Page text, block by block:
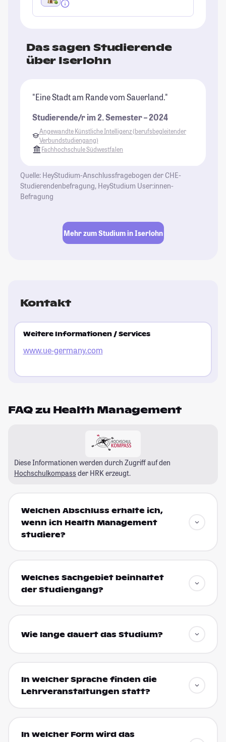
Das sagen Studierende
über Iserlohn
"Eine Stadt am Rande vom Sauerland."
Studierende/r im 2. Semester – 2024
Angewandte Künstliche Intelligenz (berufsbegleitender
Verbundstudiengang)
Fachhochschule Südwestfalen
Quelle: HeyStudium-Anschlussfragebogen der CHE-
Studierendenbefragung, HeyStudium User:innen-
Befragung
Mehr zum Studium in Iserlohn
Kontakt
Weitere Informationen / Services
www.ue-germany.com
FAQ zu Health Management
Diese Informationen werden durch Zugriff auf den
Hochschulkompass der HRK erzeugt.
Welchen Abschluss erhalte ich,
wenn ich Health Management
studiere?
Welches Sachgebiet beinhaltet
der Studiengang?
Wie lange dauert das Studium?
In welcher Sprache finden die
Lehrveranstaltungen statt?
In welcher Form wird das